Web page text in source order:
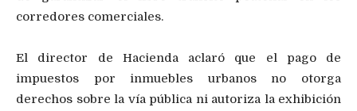
corredores comerciales.
El director de Hacienda aclaró que el pago de
impuestos por inmuebles urbanos no otorga
derechos sobre la vía pública ni autoriza la exhibición